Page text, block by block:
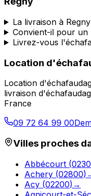
La livraison à
Convient-il pour un
Livrez-vous
Location
Location
livraison
France
09 72 64 99 00
Villes proches
Abbécourt (
Achery (02800)
Acy (02200) →